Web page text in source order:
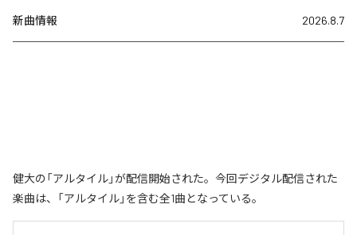
新曲情報 2026.8.7
健大の「アルタイル」が配信開始された。今回デジタル配信された
楽曲は、「アルタイル」を含む全1曲となっている。